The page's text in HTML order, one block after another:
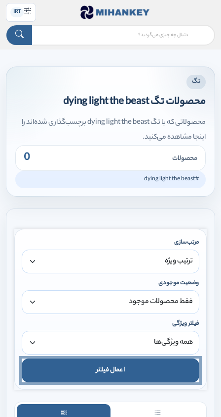
IRT
تگ
محصولات تگ dying light the beast
محصولاتی که با تگ dying light the beast برچسب‌گذاری شده‌اند را
اینجا مشاهده می‌کنید.
محصولات 0
#dying light the beast
مرتب‌سازی
وضعیت موجودی
فیلتر ویژگی
اعمال فیلتر